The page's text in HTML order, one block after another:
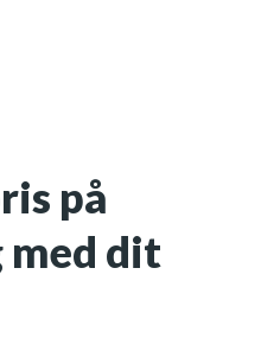
på
med dit